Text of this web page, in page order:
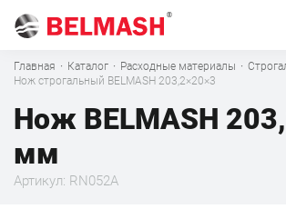
Главная · Каталог · Расходные материалы ·
Нож строгальный BELMASH 203,2×20×3
Нож BELMASH
мм
Артикул: RN052A